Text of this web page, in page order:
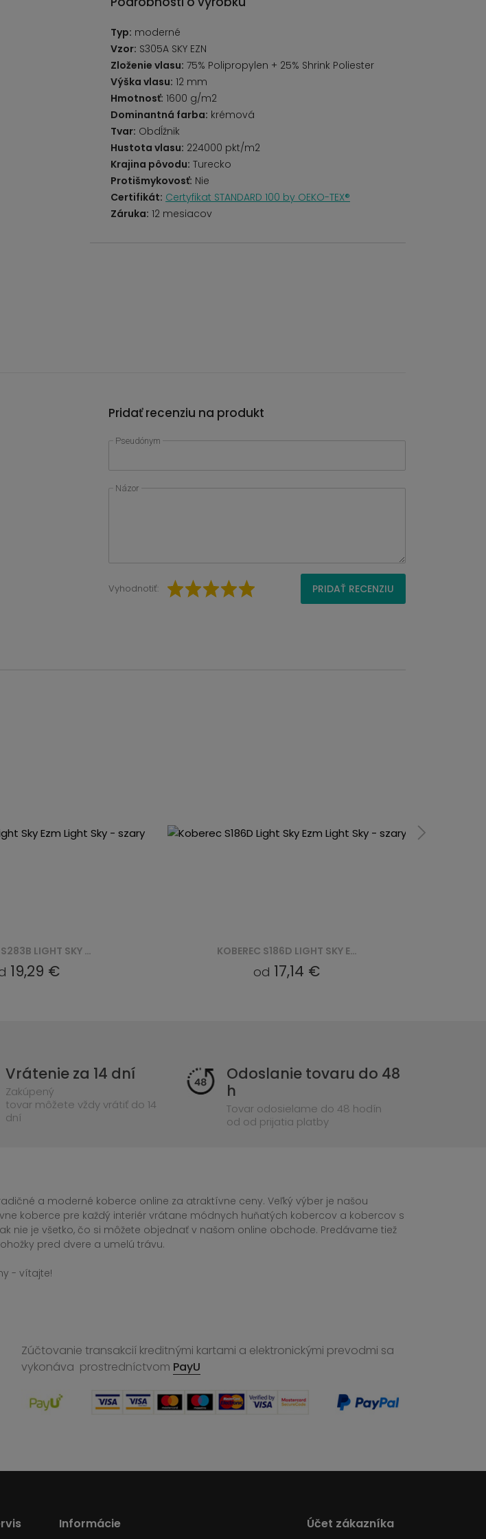
Typ: moderné
Vzor: S305A SKY EZN
Zloženie vlasu: 75% Polipropylen + 25% Shrink Poliester
Výška vlasu: 12 mm
Hmotnosť: 1600 g/m2
Dominantná farba: krémová
Tvar: Obdĺžnik
Hustota vlasu: 224000 pkt/m2
Krajina pôvodu: Turecko
Protišmykovosť: Nie
Certifikát: Certyfikat STANDARD 100 by OEKO-TEX®
Záruka: 12 mesiacov
Pridať recenziu na produkt
Pseudónym
Názor
Vyhodnotiť: PRIDAŤ RECENZIU
KOBEREC S186D LIGHT SKY EZM LIGHT SKY - SZARY
17,14 €
KOBEREC Q449A LIGHT SKY EZM LIGHT SKY - SZARY
od17,14 €
Vrátenie za 14 dní
Zakúpený
tovar môžete vždy vrátiť do 14
dní
Odoslanie tovaru do 48
h
Tovar odosielame do 48 hodín
od od prijatia platby
a moderné koberce online za atraktívne ceny. Veľký výber je našou
koberce pre každý interiér vrátane módnych huňatých kobercov a kobercov s
nie je všetko, čo si môžete objednať v našom online obchode. Predávame tiež
pred dvere a umelú trávu.
- vítajte!
Zúčtovanie transakcií kreditnými kartami a elektronickými prevodmi sa
vykonáva prostredníctvom PayU
Informácie Účet zákazníka